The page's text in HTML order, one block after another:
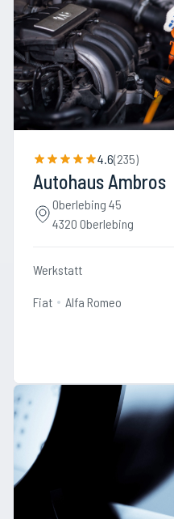
4.6(235)
Autohaus Ambros
Oberlebing 45
4320 Oberlebing
Werkstatt
Fiat Alfa Romeo